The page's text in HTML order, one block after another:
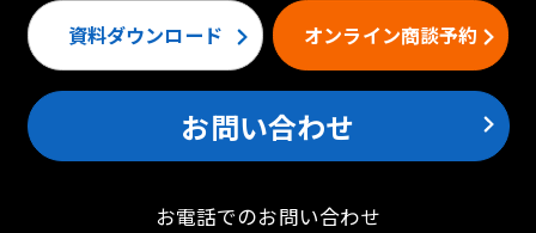
資料ダウンロード オンライン商談予約
お問い合わせ
お電話でのお問い合わせ